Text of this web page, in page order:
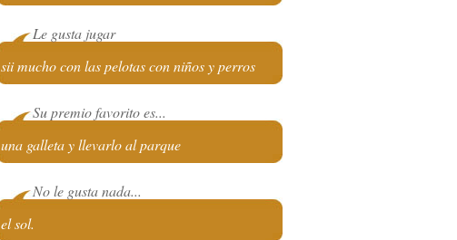
Le gusta jugar
sii mucho con las pelotas con niños y perros
Su premio favorito es...
una galleta y llevarlo al parque
No le gusta nada...
el sol.